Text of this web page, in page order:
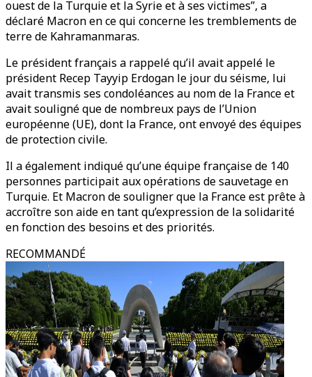
ouest de la Turquie et la Syrie et à ses victimes”, a
déclaré Macron en ce qui concerne les tremblements de
terre de Kahramanmaras.
Le président français a rappelé qu’il avait appelé le
président Recep Tayyip Erdogan le jour du séisme, lui
avait transmis ses condoléances au nom de la France et
avait souligné que de nombreux pays de l’Union
européenne (UE), dont la France, ont envoyé des équipes
de protection civile.
Il a également indiqué qu’une équipe française de 140
personnes participait aux opérations de sauvetage en
Turquie. Et Macron de souligner que la France est prête à
accroître son aide en tant qu’expression de la solidarité
en fonction des besoins et des priorités.
RECOMMANDÉ